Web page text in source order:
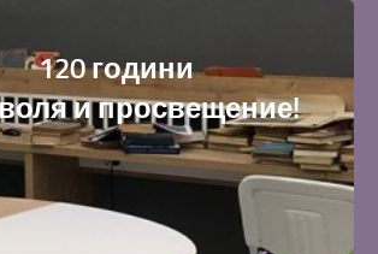
120 години
и просвещение!